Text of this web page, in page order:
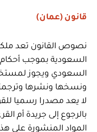
قانون (عمان)
نصوص القانون تعد
السعودية بموجب
السعودي ويجوز
ونسخها ونشرها
لا يعد مصدرا رسميا
بالرجوع إلى جريدة أم
المواد المنشورة على